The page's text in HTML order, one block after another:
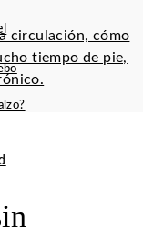
circulación, cómo
tiempo de pie,